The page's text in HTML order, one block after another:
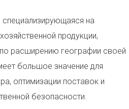
на
продукции,
расширению географии своей
большое значение для
оптимизации поставок и
безопасности.